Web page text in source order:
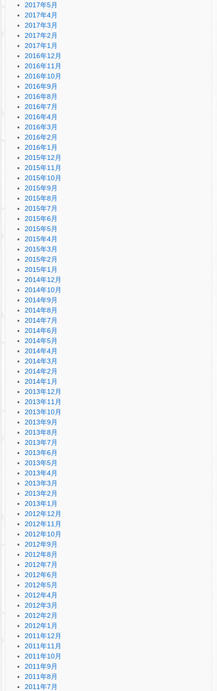
2017年5月
2017年4月
2017年3月
2017年2月
2017年1月
2016年12月
2016年11月
2016年10月
2016年9月
2016年8月
2016年7月
2016年4月
2016年3月
2016年2月
2016年1月
2015年12月
2015年11月
2015年10月
2015年9月
2015年8月
2015年7月
2015年6月
2015年5月
2015年4月
2015年3月
2015年2月
2015年1月
2014年12月
2014年10月
2014年9月
2014年8月
2014年7月
2014年6月
2014年5月
2014年4月
2014年3月
2014年2月
2014年1月
2013年12月
2013年11月
2013年10月
2013年9月
2013年8月
2013年7月
2013年6月
2013年5月
2013年4月
2013年3月
2013年2月
2013年1月
2012年12月
2012年11月
2012年10月
2012年9月
2012年8月
2012年7月
2012年6月
2012年5月
2012年4月
2012年3月
2012年2月
2012年1月
2011年12月
2011年11月
2011年10月
2011年9月
2011年8月
2011年7月